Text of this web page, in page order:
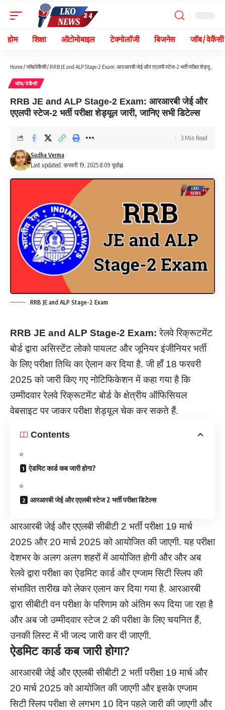
होम शिक्षा ऑटोमोबाइल टेक्नोलॉजी बिजनेस जॉब / वेकैंसी
Home/जॉब/वेकैंसी/ RRB JE and ALP Stage-2 Exam: आरआरबी जेई और एएलपी स्टेज-2 भर्ती परीक्षा शेड्यूल जारी, जानिए सभी डिटेल्स
जॉब/वेकैंसी
RRB JE and ALP Stage-2 Exam: आरआरबी जेई और
एएलपी स्टेज-2 भर्ती परीक्षा शेड्यूल जारी, जानिए सभी डिटेल्स
Last updated: फ़रवरी 19, 2025 8:09 पूर्वाह्न
Sudha Verma
3 Min Read
RRB JE and ALP Stage-2 Exam
RRB JE and ALP Stage-2 Exam: रेलवे रिक्रूटमेंट
बोर्ड द्वारा असिस्टेंट लोको पायलट और जूनियर इंजीनियर भर्ती
के लिए परीक्षा तिथि का ऐलान कर दिया है. जी हाँ 18 फरवरी
2025 को जारी किए गए नोटिफिकेशन में कहा गया है कि
उम्मीदवार रेलवे रिक्रूटमेंट बोर्ड के क्षेत्रीय ऑफिसियल
वेबसाइट पर जाकर परीक्षा शेड्यूल चेक कर सकते हैं.
Contents
ऐडमिट कार्ड कब जारी होगा?
आरआरबी जेई और एएलबी स्टेज 2 भर्ती परीक्षा डिटेल्स
आरआरबी जेई और एएलबी सीबीटी 2 भर्ती परीक्षा 19 मार्च
2025 और 20 मार्च 2025 को आयोजित की जाएगी. यह परीक्षा
देशभर के अलग अलग शहरों में आयोजित होगी और और अब
रेलवे द्वारा परीक्षा का ऐडमिट कार्ड और एग्जाम सिटी स्लिप की
संभावित तारीख को लेकर एलान कर दिया गया है. आरआरबी
द्वारा सीबीटी वन परीक्षा के परिणाम को अंतिम रूप दिया जा रहा है
और अब जो उम्मीदवार स्टेज 2 की परीक्षा के लिए चयनित हैं,
उनकी लिस्ट में भी जल्द जारी कर दी जाएगी.
ऐडमिट कार्ड कब जारी होगा?
आरआरबी जेई और एएलबी सीबीटी 2 भर्ती परीक्षा 19 मार्च और
20 मार्च 2025 को आयोजित की जाएगी और इसके एग्जाम
सिटी स्लिप परीक्षा से लगभग 10 दिन पहले जारी की जाएगी और